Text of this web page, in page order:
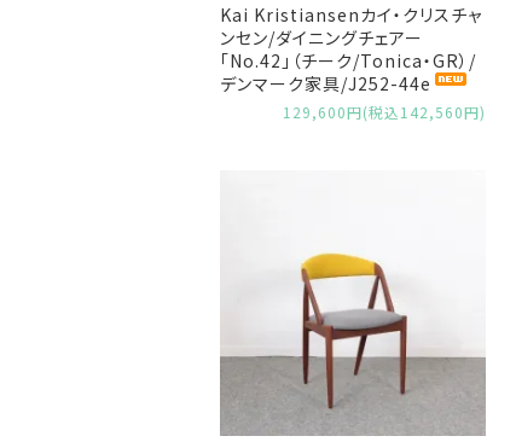
Kai Kristiansenカイ・クリスチャ
ンセン/ダイニングチェアー
「No.42」（チーク/Tonica・GR）/
デンマーク家具/J252-44e
129,600円(税込142,560円)